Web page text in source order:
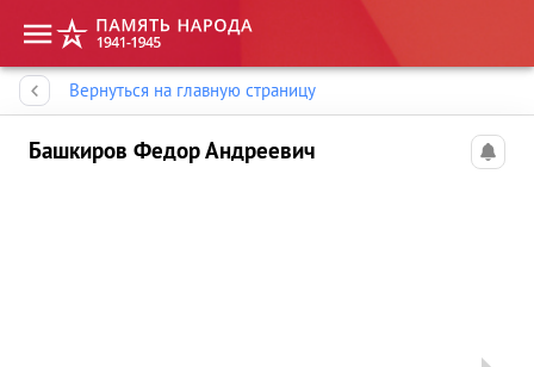
Вернуться на главную страницу
Башкиров Федор Андреевич
Память народа